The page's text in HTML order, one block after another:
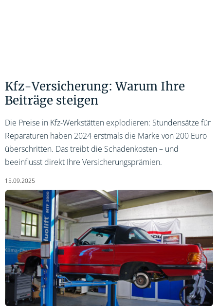
Kfz-Versicherung: Warum Ihre
Beiträge steigen
Die Preise in Kfz-Werkstätten explodieren: Stundensätze für
Reparaturen haben 2024 erstmals die Marke von 200 Euro
überschritten. Das treibt die Schadenkosten – und
beeinflusst direkt Ihre Versicherungsprämien.
15.09.2025